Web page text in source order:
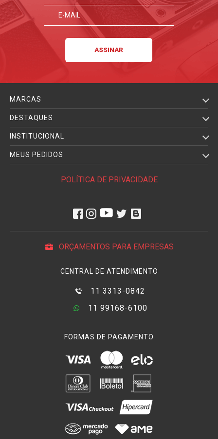
MARCAS
DESTAQUES
INSTITUCIONAL
MEUS PEDIDOS
POLÍTICA DE PRIVACIDADE
ORÇAMENTOS PARA EMPRESAS
CENTRAL DE ATENDIMENTO
11 3313-0842
11 99168-6100
FORMAS DE PAGAMENTO